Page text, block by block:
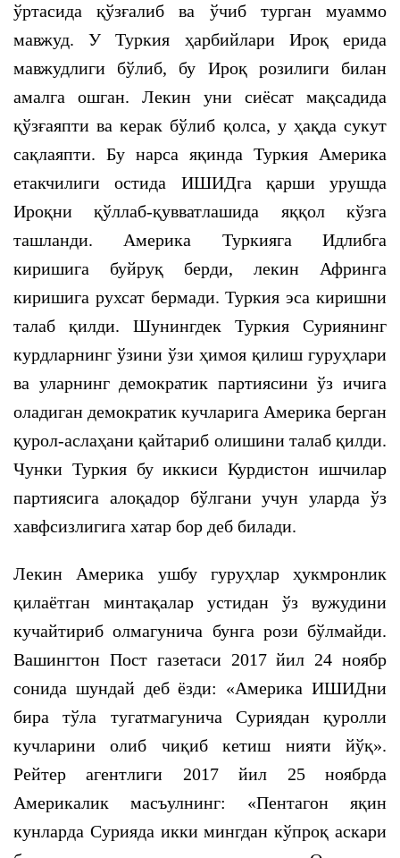
ўртасида қўзғалиб ва ўчиб турган муаммо
мавжуд. У Туркия ҳарбийлари Ироқ ерида
мавжудлиги бўлиб, бу Ироқ розилиги билан
амалга ошган. Лекин уни сиёсат мақсадида
қўзғаяпти ва керак бўлиб қолса, у ҳақда сукут
сақлаяпти. Бу нарса яқинда Туркия Америка
етакчилиги остида ИШИДга қарши урушда
Ироқни қўллаб-қувватлашида яққол кўзга
ташланди. Америка Туркияга Идлибга
киришига буйруқ берди, лекин Афринга
киришига рухсат бермади. Туркия эса киришни
талаб қилди. Шунингдек Туркия Суриянинг
курдларнинг ўзини ўзи ҳимоя қилиш гуруҳлари
ва уларнинг демократик партиясини ўз ичига
оладиган демократик кучларига Америка берган
қурол-аслаҳани қайтариб олишини талаб қилди.
Чунки Туркия бу иккиси Курдистон ишчилар
партиясига алоқадор бўлгани учун уларда ўз
хавфсизлигига хатар бор деб билади.
Лекин Америка ушбу гуруҳлар ҳукмронлик
қилаётган минтақалар устидан ўз вужудини
кучайтириб олмагунича бунга рози бўлмайди.
Вашингтон Пост газетаси 2017 йил 24 ноябр
сонида шундай деб ёзди: «Америка ИШИДни
бира тўла тугатмагунича Суриядан қуролли
кучларини олиб чиқиб кетиш нияти йўқ».
Рейтер агентлиги 2017 йил 25 ноябрда
Америкалик масъулнинг: «Пентагон яқин
кунларда Сурияда икки мингдан кўпроқ аскари